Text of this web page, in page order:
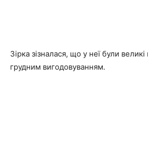
Зірка зізналася, що у неї були
грудним вигодовуванням.